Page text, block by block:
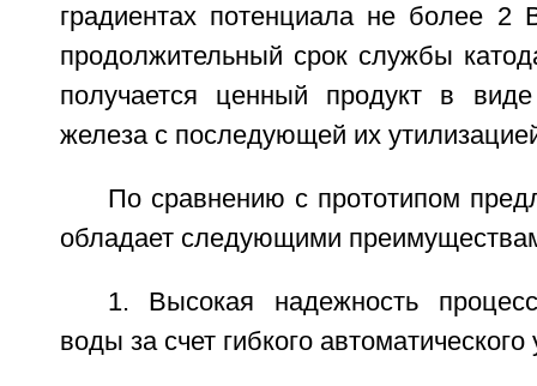
градиентах потенциала не более 2
продолжительный срок службы
получается ценный продукт в виде
железа с последующей их
По сравнению с прототипом
обладает следующими
1. Высокая надежность
воды за счет гибкого